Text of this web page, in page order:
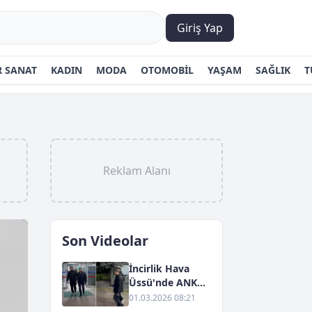
Giriş Yap
SANAT KADIN MODA OTOMOBİL YAŞAM SAĞLIK
Reklam Alanı
Son Videolar
İncirlik Hava
Üssü'nde ANKA
Yayıncılığına
01.03.2026 08:21